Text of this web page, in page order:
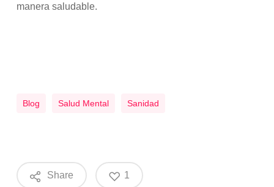
manera saludable.
Blog Salud Mental Sanidad
Share 1